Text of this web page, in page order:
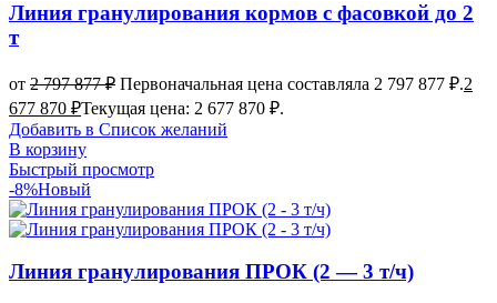
Линия гранулирования кормов с фасовкой до 2
т
от 2 797 877₽ Первоначальная цена составляла 2 797 877 ₽.2
677 870 ₽Текущая цена: 2 677 870 ₽.
Добавить в Список желаний
В корзину
Быстрый просмотр
-8%Новый
Линия гранулирования ПРОК (2 — 3 т/ч)